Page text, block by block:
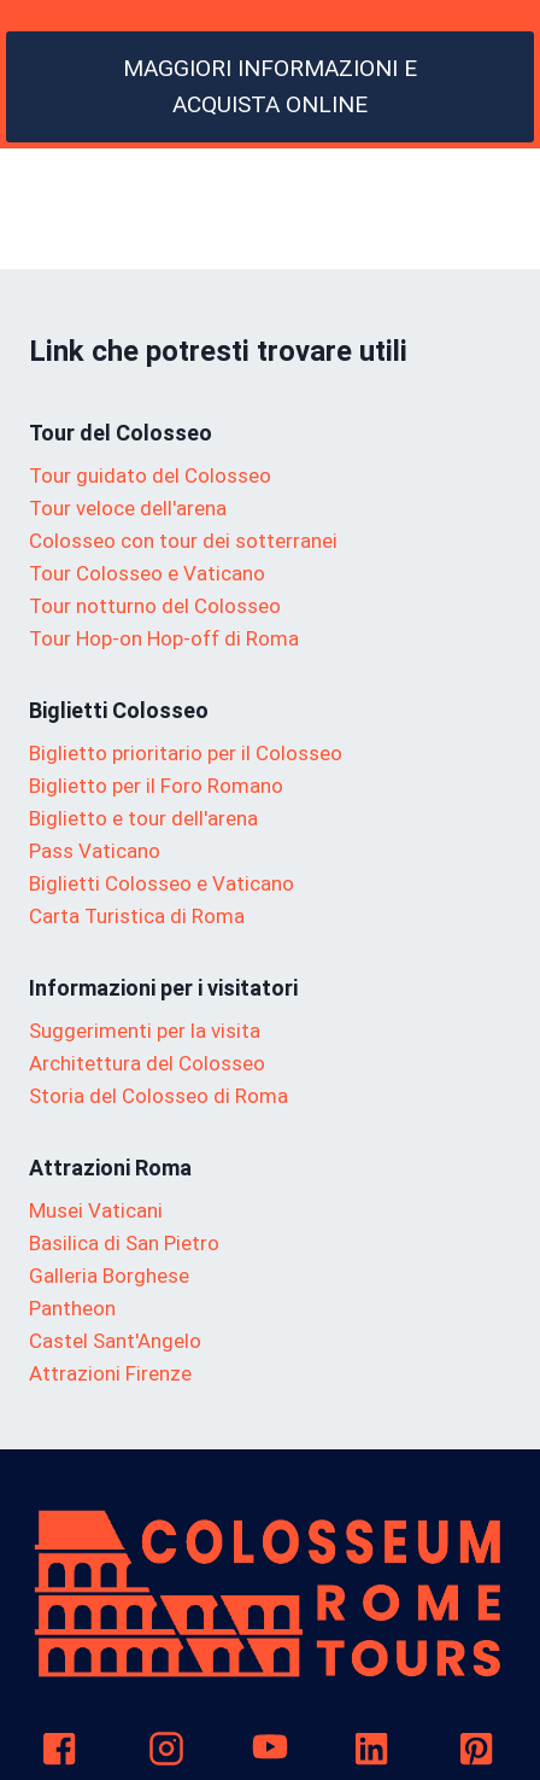
MAGGIORI INFORMAZIONI E
ACQUISTA ONLINE
Link che potresti trovare utili
Tour del Colosseo
Tour guidato del Colosseo
Tour veloce dell'arena
Colosseo con tour dei sotterranei
Tour Colosseo e Vaticano
Tour notturno del Colosseo
Tour Hop-on Hop-off di Roma
Biglietti Colosseo
Biglietto prioritario per il Colosseo
Biglietto per il Foro Romano
Biglietto e tour dell'arena
Pass Vaticano
Biglietti Colosseo e Vaticano
Carta Turistica di Roma
Informazioni per i visitatori
Suggerimenti per la visita
Architettura del Colosseo
Storia del Colosseo di Roma
Attrazioni Roma
Musei Vaticani
Basilica di San Pietro
Galleria Borghese
Pantheon
Castel Sant'Angelo
Attrazioni Firenze